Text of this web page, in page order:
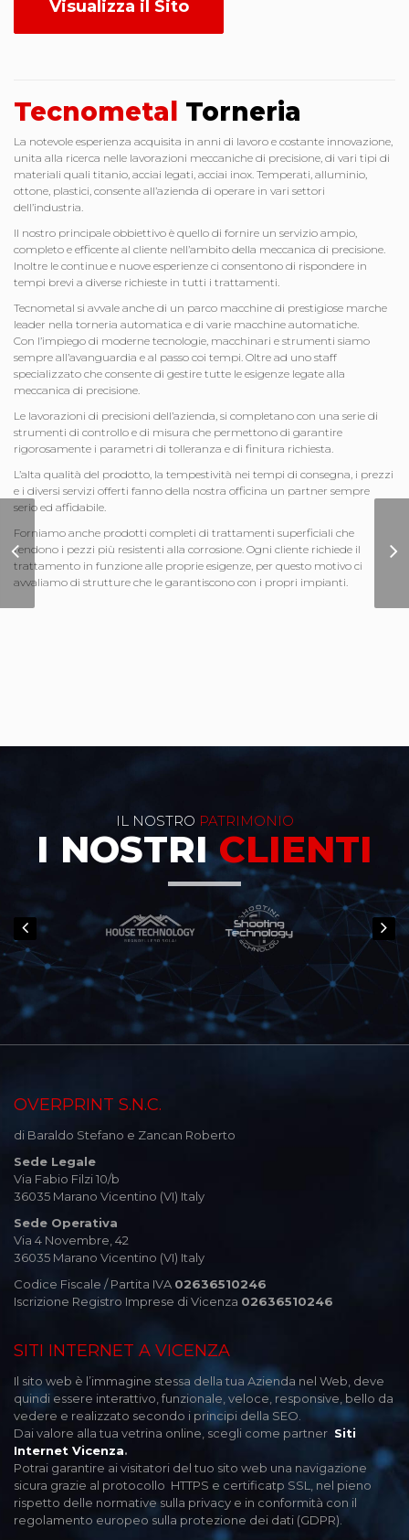
Visualizza il Sito
Tecnometal Torneria
La notevole esperienza acquisita in anni di lavoro e costante innovazione,
unita alla ricerca nelle lavorazioni meccaniche di precisione, di vari tipi di
materiali quali titanio, acciai legati, acciai inox. Temperati, alluminio,
ottone, plastici, consente all’azienda di operare in vari settori
dell’industria.
Il nostro principale obbiettivo è quello di fornire un servizio ampio,
completo e efficente al cliente nell’ambito della meccanica di precisione.
Inoltre le continue e nuove esperienze ci consentono di rispondere in
tempi brevi a diverse richieste in tutti i trattamenti.
Tecnometal si avvale anche di un parco macchine di prestigiose marche
leader nella torneria automatica e di varie macchine automatiche.
Con l’impiego di moderne tecnologie, macchinari e strumenti siamo
sempre all’avanguardia e al passo coi tempi. Oltre ad uno staff
specializzato che consente di gestire tutte le esigenze legate alla
meccanica di precisione.
Le lavorazioni di precisioni dell’azienda, si completano con una serie di
strumenti di controllo e di misura che permettono di garantire
rigorosamente i parametri di tolleranza e di finitura richiesta.
L’alta qualità del prodotto, la tempestività nei tempi di consegna, i prezzi
e i diversi servizi offerti fanno della nostra officina un partner sempre
serio ed affidabile.
Forniamo anche prodotti completi di trattamenti superficiali che
rendono i pezzi più resistenti alla corrosione. Ogni cliente richiede il
trattamento in funzione alle proprie esigenze, per questo motivo ci
avvaliamo di strutture che le garantiscono con i propri impianti.
Sito Internet Studio
Tre Gi
IL NOSTRO PATRIMONIO
I NOSTRICLIENTI
OVERPRINT S.N.C.
di Baraldo Stefano e Zancan Roberto
Sede Legale
Via Fabio Filzi 10/b
36035 Marano Vicentino (VI) Italy
Sede Operativa
Via 4 Novembre, 42
36035 Marano Vicentino (VI) Italy
Codice Fiscale / Partita IVA 02636510246
Iscrizione Registro Imprese di Vicenza 02636510246
SITI INTERNET A VICENZA
Il sito web è l’immagine stessa della tua Azienda nel Web, deve
quindi essere interattivo, funzionale, veloce, responsive, bello da
vedere e realizzato secondo i principi della SEO.
Dai valore alla tua vetrina online, scegli come partner Siti
Internet Vicenza.
Potrai garantire ai visitatori del tuo sito web una navigazione
sicura grazie al protocollo HTTPS e certificatp SSL, nel pieno
rispetto delle normative sulla privacy e in conformità con il
regolamento europeo sulla protezione dei dati (GDPR).